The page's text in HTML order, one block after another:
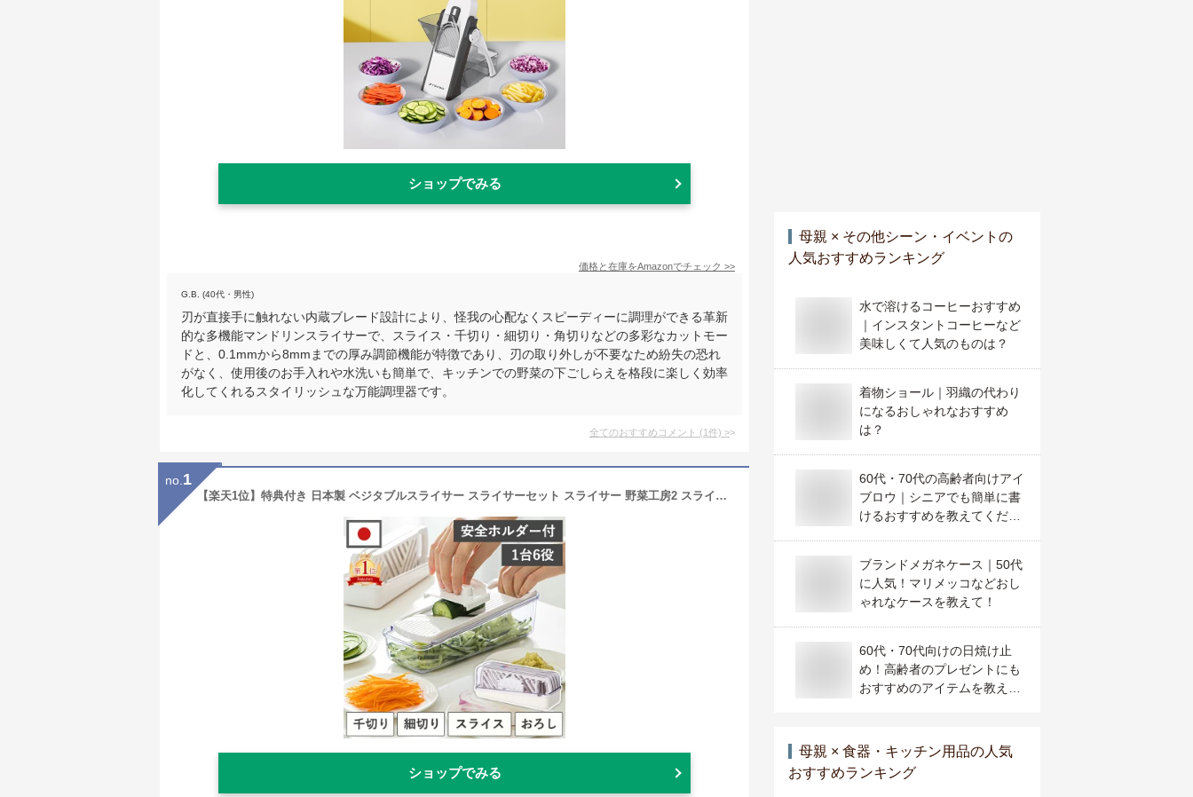
ショップでみる
価格と在庫をAmazonでチェック >>
G.B. (40代・男性)
刃が直接手に触れない内蔵ブレード設計により、怪我の心配なくスピーディーに調理ができる革新
的な多機能マンドリンスライサーで、スライス・千切り・細切り・角切りなどの多彩なカットモー
ドと、0.1mmから8mmまでの厚み調節機能が特徴であり、刃の取り外しが不要なため紛失の恐れ
がなく、使用後のお手入れや水洗いも簡単で、キッチンでの野菜の下ごしらえを格段に楽しく効率
化してくれるスタイリッシュな万能調理器です。
全てのおすすめコメント (1件) >
no. 1
【楽天1位】特典付き 日本製 ベジタブルスライサー スライサーセット スライサー 野菜工房2 スライス 千切り 細切り 2mm 4mm おろし 調理器具 時短 安全ホルダー 指ガード ケース きんぴら サラダ にんじん 下ごしらえ コンパクト 調理 下村工業 VSY-01
ショップでみる
母親 × その他シーン・イベント の
人気おすすめランキング
水で溶けるコーヒーおすすめ
｜インスタントコーヒーなど
美味しくて人気のものは？
着物ショール｜羽織の代わり
になるおしゃれなおすすめ
は？
60代・70代の高齢者向けアイ
ブロウ｜シニアでも簡単に書
けるおすすめを教えてくださ
ブランドメガネケース｜50代
に人気！マリメッコなどおし
ゃれなケースを教えて！
60代・70代向けの日焼け止
め！高齢者のプレゼントにも
おすすめのアイテムを教え
母親 × 食器・キッチン用品の人気
おすすめランキング